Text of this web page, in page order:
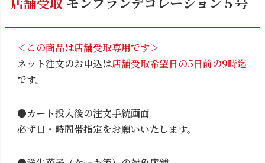
＜この商品は店舗受取専用です＞
ネット注文のお申込は店舗受取希望日の5日前の9時迄
です。
●カート投入後の注文手続画面
必ず日・時間帯指定をお願いいたします。